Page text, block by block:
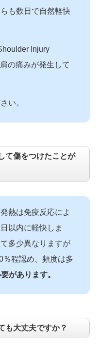
も数日で自然軽快
Injury
の痛みが発生して
い。
て傷をつけたことが
熱は免疫反応によ
以内に軽快しま
多少異なりますが
％程認め、頻度は多
があります。
も大丈夫ですか？